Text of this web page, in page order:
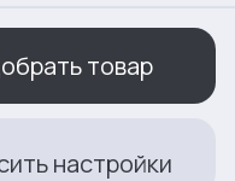
товар
настройки